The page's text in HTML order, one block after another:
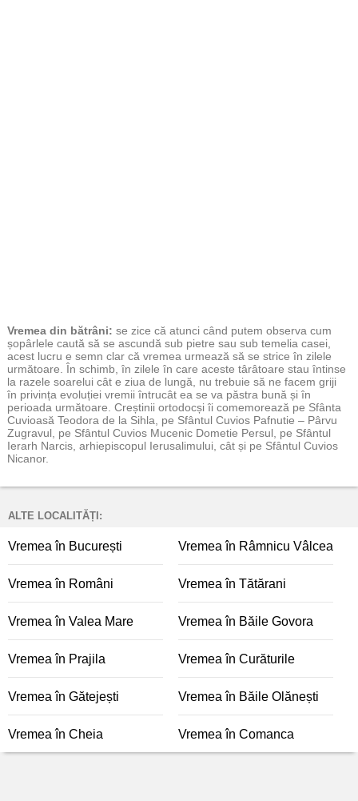
Vremea din bătrâni: se zice că atunci când putem observa cum
șopârlele caută să se ascundă sub pietre sau sub temelia casei,
acest lucru e semn clar că vremea urmează să se strice în zilele
următoare. În schimb, în zilele în care aceste târâtoare stau întinse
la razele soarelui cât e ziua de lungă, nu trebuie să ne facem griji
în privința evoluției vremii întrucât ea se va păstra bună și în
perioada următoare. Creștinii ortodocși îi comemorează pe Sfânta
Cuvioasă Teodora de la Sihla, pe Sfântul Cuvios Pafnutie – Pârvu
Zugravul, pe Sfântul Cuvios Mucenic Dometie Persul, pe Sfântul
Ierarh Narcis, arhiepiscopul Ierusalimului, cât și pe Sfântul Cuvios
Nicanor.
ALTE LOCALITĂȚI:
Vremea în București Vremea în Râmnicu Vâlcea
Vremea în Români Vremea în Tătărani
Vremea în Valea Mare Vremea în Băile Govora
Vremea în Prajila Vremea în Curăturile
Vremea în Gătejești Vremea în Băile Olănești
Vremea în Cheia Vremea în Comanca